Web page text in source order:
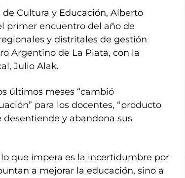
Cultura y Educación, Alberto
primer encuentro del año de
y distritales de gestión
Argentino de La Plata, con la
Julio Alak.
últimos meses “cambió
para los docentes, “producto
y abandona sus
que impera es la incertidumbre por
a mejorar la educación, sino a